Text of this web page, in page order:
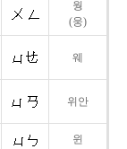
웡
(웅)
웨
위안
윈